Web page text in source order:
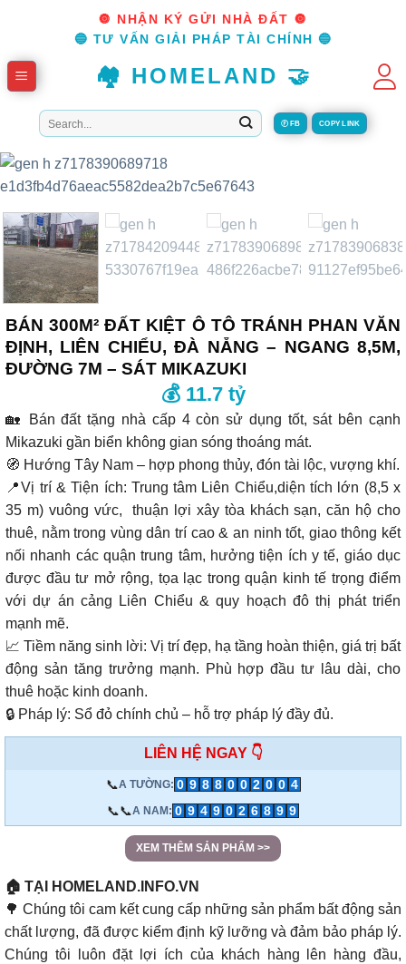
content
🔘 NHẬN KÝ GỬI NHÀ ĐẤT 🔘
🔵 TƯ VẤN GIẢI PHÁP TÀI CHÍNH 🔵
🏘️ HOMELAND 🤝
Tìm
kiếm:
Ⓕ FB COPY LINK
BÁN 300M² ĐẤT KIỆT Ô TÔ TRÁNH PHAN VĂN
ĐỊNH, LIÊN CHIỂU, ĐÀ NẴNG – NGANG 8,5M,
ĐƯỜNG 7M – SÁT MIKAZUKI
💰 11.7 tỷ
🏡 Bán đất tặng nhà cấp 4 còn sử dụng tốt, sát bên cạnh
Mikazuki gần biển không gian sóng thoáng mát.
🧭 Hướng Tây Nam – hợp phong thủy, đón tài lộc, vượng khí.
📍Vị trí & Tiện ích: Trung tâm Liên Chiểu,diện tích lớn (8,5 x
35 m) vuông vức, thuận lợi xây tòa khách sạn, căn hộ cho
thuê, nằm trong vùng dân trí cao & an ninh tốt, giao thông kết
nối nhanh các quận trung tâm, hưởng tiện ích y tế, giáo dục
được đầu tư mở rộng, tọa lạc trong quận kinh tế trọng điểm
với dự án cảng Liên Chiểu & quy hoạch đô thị phát triển
mạnh mẽ.
📈 Tiềm năng sinh lời: Vị trí đẹp, hạ tầng hoàn thiện, giá trị bất
động sản tăng trưởng mạnh. Phù hợp đầu tư lâu dài, cho
thuê hoặc kinh doanh.
🔒 Pháp lý: Sổ đỏ chính chủ – hỗ trợ pháp lý đầy đủ.
LIÊN HỆ NGAY 👇
📞A TƯỜNG: 0 9 8 8 0 0 2 0 0 4
📞📞A NAM: 0 9 4 9 0 2 6 8 9 9
XEM THÊM SẢN PHẨM >>
🏠 TẠI HOMELAND.INFO.VN
🌳 Chúng tôi cam kết cung cấp những sản phẩm bất động sản
chất lượng, đã được kiểm định kỹ lưỡng và đảm bảo pháp lý.
Chúng tôi luôn đặt lợi ích của khách hàng lên hàng đầu,